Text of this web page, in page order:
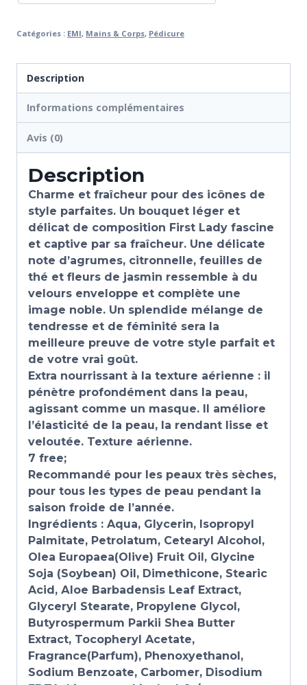
Catégories : EMI, Mains & Corps, Pédicure
Description
Informations complémentaires
Avis (0)
Description
Charme et fraîcheur pour des icônes de
style parfaites. Un bouquet léger et
délicat de composition First Lady fascine
et captive par sa fraîcheur. Une délicate
note d’agrumes, citronnelle, feuilles de
thé et fleurs de jasmin ressemble à du
velours enveloppe et complète une
image noble. Un splendide mélange de
tendresse et de féminité sera la
meilleure preuve de votre style parfait et
de votre vrai goût.
Extra nourrissant à la texture aérienne : il
pénètre profondément dans la peau,
agissant comme un masque. Il améliore
l’élasticité de la peau, la rendant lisse et
veloutée. Texture aérienne.
7 free;
Recommandé pour les peaux très sèches,
pour tous les types de peau pendant la
saison froide de l’année.
Ingrédients : Aqua, Glycerin, Isopropyl
Palmitate, Petrolatum, Cetearyl Alcohol,
Olea Europaea(Olive) Fruit Oil, Glycine
Soja (Soybean) Oil, Dimethicone, Stearic
Acid, Аloe Barbadensis Leaf Extract,
Glyceryl Stearate, Propylene Glycol,
Butyrospermum Parkii Shea Butter
Extract, Tocopheryl Acetate,
Fragrance(Parfum), Phenoxyethanol,
Sodium Benzoate, Carbomer, Disodium